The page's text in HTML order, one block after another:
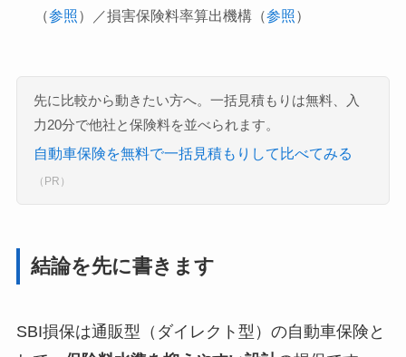
（参照）／損害保険料率算出機構（参照）
先に比較から動きたい方へ。一括見積もりは無料、入
力20分で他社と保険料を並べられます。
自動車保険を無料で一括見積もりして比べてみる
（PR）
結論を先に書きます
SBI損保は通販型（ダイレクト型）の自動車保険と